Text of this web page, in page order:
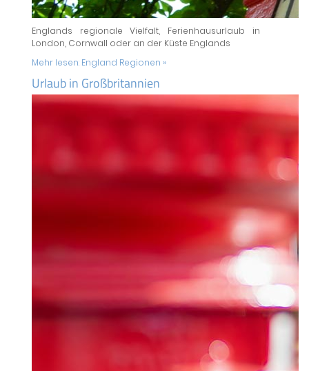
Englands regionale Vielfalt, Ferienhausurlaub in
London, Cornwall oder an der Küste Englands
Mehr lesen: England Regionen »
Urlaub in Großbritannien